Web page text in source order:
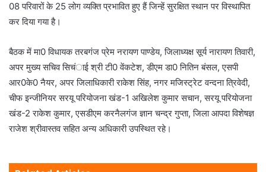
08 परिवारों के 25 लोग व्यक्ति प्रभावित हुए हैं जिन्हें सुरक्षित स्थान पर विस्थापित
कर दिया गया है।
बैठक में मा0 विधायक तरबगंज प्रेम नरायण पाण्डेय, जिलाध्यक्ष सूर्य नारायण तिवारी,
अपर मुख्य सचिव सिचंाई श्री टी0 वेंकटेश, डीएम डा0 नितिन बंसल, एसपी
आर0के0 नैयर, अपर जिलाधिकारी राकेश सिंह, नगर मजिस्ट्रेट वन्दना त्रिवेदी,
चीफ इन्जीनियर सरयू परियोजना खंड-1 अखिलेश कुमार सचान, सरयू परियोजना
खंड-2 राकेश कुमार, एसडीएम करनैलगंज ज्ञान चन्द्र गुप्ता, जिला आपदा विशेषज्ञ
राजेश श्रीवास्तव सहित अन्य अधिकारी उपस्थित रहे।